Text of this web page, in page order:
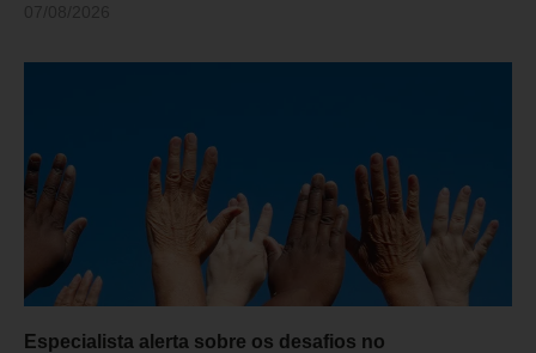
Especialista alerta sobre os desafios no